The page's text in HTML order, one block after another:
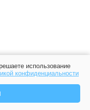
использование
конфиденциальности